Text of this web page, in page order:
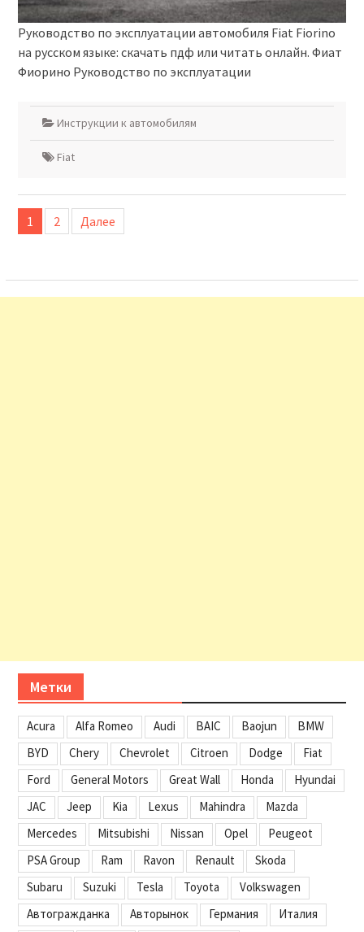
Руководство по эксплуатации автомобиля Fiat Fiorino
на русском языке: скачать пдф или читать онлайн. Фиат
Фиорино Руководство по эксплуатации
Инструкции к автомобилям
Fiat
Пагинация
записей
1 2 Далее
Метки
Acura Alfa Romeo Audi BAIC Baojun
BMW
BYD
Chery Chevrolet Citroen Dodge
Fiat
Ford
General Motors Great Wall Honda
Hyundai
JAC
Jeep Kia Lexus Mahindra
Mazda
Mercedes
Mitsubishi Nissan Opel
Peugeot
PSA Group
Ram Ravon Renault
Skoda
Subaru
Suzuki Tesla Toyota
Volkswagen
Автогражданка
Авторынок Германия
Италия